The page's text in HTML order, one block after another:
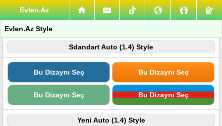
Evlen.Az
Evlen.Az Style
Sdandart Auto (1.4) Style
Bu Dizaynı Seç Bu Dizaynı Seç
Bu Dizaynı Seç Bu Dizaynı Seç
Yeni Auto (1.4) Style